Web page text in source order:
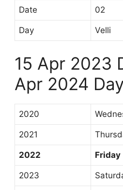
Date 02
Day Velli
15 Apr 2023
Apr 2024 Day
2020
2021
2022 Friday
2023